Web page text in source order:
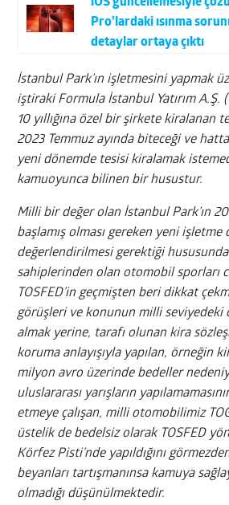
Pro’lardaki ısınma
detaylar ortaya çıktı
İstanbul Park’ın işletmesini yapmak
iştiraki Formula İstanbul Yatırım A.Ş.
10 yıllığına özel bir şirkete kiralanan
2023 Temmuz ayında biteceği ve
yeni dönemde tesisi kiralamak
kamuoyunca bilinen bir husustur.
Milli bir değer olan İstanbul Park’ın
başlamış olması gereken yeni işletme
değerlendirilmesi gerektiği
sahiplerinden olan otomobil sporları
TOSFED’in geçmişten beri dikkat
görüşleri ve konunun milli seviyedeki
almak yerine, tarafı olunan kira
koruma anlayışıyla yapılan, örneğin
milyon avro üzerinde bedeller
uluslararası yarışların
etmeye çalışan, milli otomobilimiz
üstelik de bedelsiz olarak TOSFED
Körfez Pisti’nde yapıldığını
beyanları tartışmanınsa kamuya
olmadığı düşünülmektedir.